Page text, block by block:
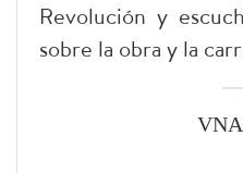
Revolución y
sobre la obra y la